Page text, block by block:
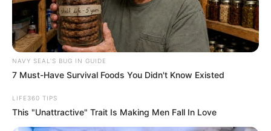
NAVY SEAL'S BUG IN GUIDE
7 Must-Have Survival Foods You Didn't Know Existed
LIFE360 TIPS
This "Unattractive" Trait Is Making Men Fall In Love